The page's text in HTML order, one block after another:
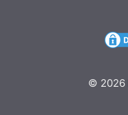
© 2026